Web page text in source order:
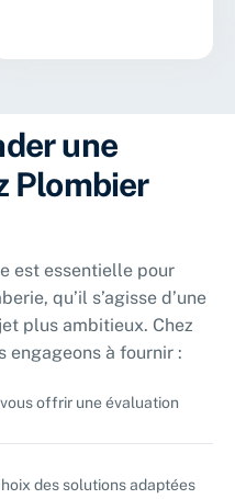
une
Plombier
est essentielle pour
qu’il s’agisse d’une
plus ambitieux. Chez
engageons à fournir :
offrir une évaluation
des solutions adaptées